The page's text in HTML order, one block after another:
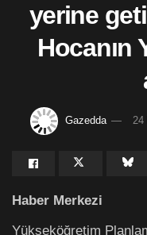
yerine
Hocanın
Gazedda 24
Haber Merkezi
Yükseköğretim